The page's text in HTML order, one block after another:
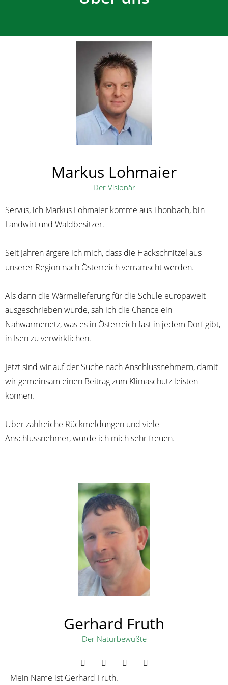
Markus Lohmaier
Der Visionär
Servus, ich Markus Lohmaier komme ausThonbach, bin
Landwirt und Waldbesitzer.
Seit Jahren ärgere ich mich, dass die Hackschnitzel aus
unserer Region nach Österreich verramscht werden.
Als dann die Wärmelieferung für die Schule europaweit
ausgeschrieben wurde, sah ich die Chance ein
Nahwärmenetz, was es in Österreich fast in jedem Dorf gibt,
in Isenzu verwirklichen.
Jetzt sind wir auf der Suche nach Anschlussnehmern, damit
wir gemeinsam einen Beitrag zum Klimaschutz leisten
können.
Über zahlreiche Rückmeldungen und viele
Anschlussnehmer, würde ich mich sehr freuen.
Gerhard Fruth
Der Naturbewußte
Mein Name ist Gerhard Fruth.